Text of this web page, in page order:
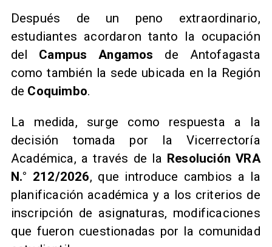
Después de un peno extraordinario,
estudiantes acordaron tanto la ocupación
del Campus Angamos de Antofagasta
como también la sede ubicada en la Región
de Coquimbo.
La medida, surge como respuesta a la
decisión tomada por la Vicerrectoría
Académica, a través de la Resolución VRA
N.° 212/2026, que introduce cambios a la
planificación académica y a los criterios de
inscripción de asignaturas, modificaciones
que fueron cuestionadas por la comunidad